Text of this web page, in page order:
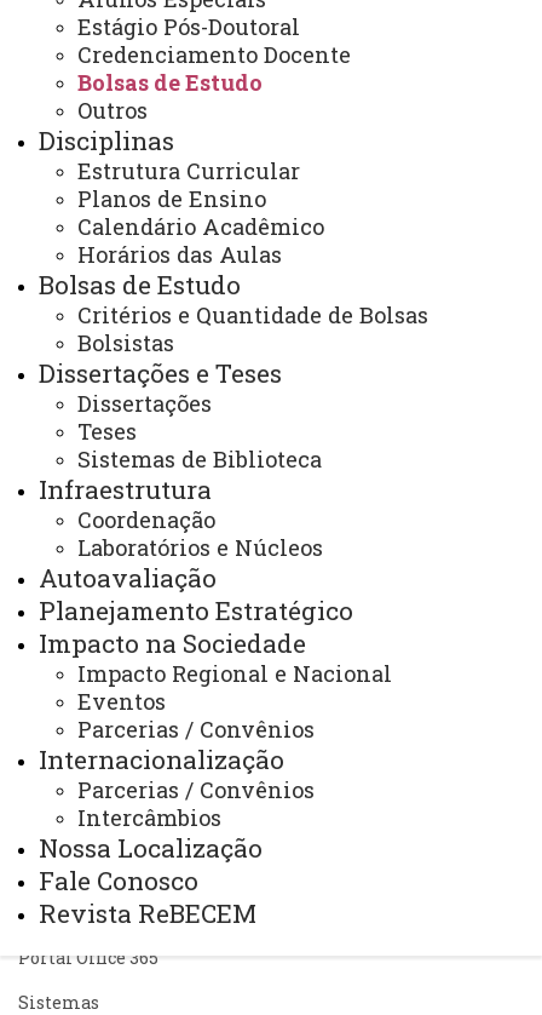
Estágio Pós-Doutoral
Credenciamento Docente
Bolsas de Estudo
Outros
Disciplinas
Estrutura Curricular
Planos de Ensino
Calendário Acadêmico
Horários das Aulas
Bolsas de Estudo
Critérios e Quantidade de Bolsas
Bolsistas
Dissertações e Teses
Dissertações
Teses
Sistemas de Biblioteca
Infraestrutura
Coordenação
Laboratórios e Núcleos
Autoavaliação
Planejamento Estratégico
Impacto na Sociedade
Impacto Regional e Nacional
Eventos
Parcerias / Convênios
Internacionalização
Parcerias / Convênios
Intercâmbios
Nossa Localização
Fale Conosco
Revista ReBECEM
Contato:
/
(45) 3220–7284
Facebook do Programa
Youtube do Programa
E-mails:
cascavel.ppgecem@unioeste.br
ppgecem.unioeste@gmail.com
Você está aqui: Unioeste
PPGECEM - Pós Graduação em Educação em
Ciências e Educação Matemática
Editais
Edital nº 01/2024 - PPGECEM - Resultado do
processo seletivo para distribuição de bolsa do CNPq
ACESSE
Acesso Restrito (Editores do Portal)
Arquivo Virtual
Bibliotecas
Identidade Visual
Mapa do Site
Ouvidoria
Portal Office 365
Sistemas